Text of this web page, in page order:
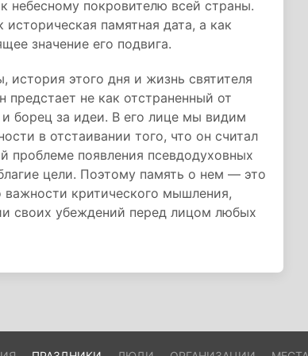
небесному покровителю всей страны.
памятная дата, а как
значение его подвига.
история этого дня и жизнь святителя
не как отстраненный от
и борец за идеи. В его лице мы видим
в отстаивании того, что он считал
проблеме появления псевдодуховных
цели. Поэтому память о нем — это
критического мышления,
своих убеждений перед лицом любых